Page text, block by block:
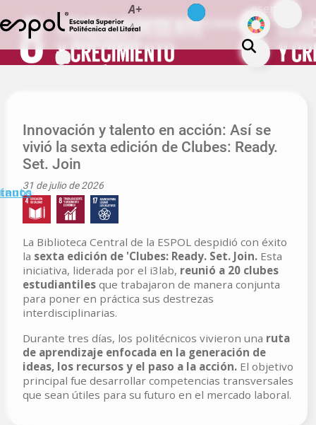
Pasar al contenido principal
A+
A-
esen
ODS
Vida politécnica
Investigación
Nuestra Huella
Transparencia
Trabajo decente y crecimiento
Innovación y talento en acción: Así se
vivió la sexta edición de Clubes: Ready.
Set. Join
31 de julio de 2026
La Biblioteca Central de la ESPOL despidió con éxito
la sexta edición de 'Clubes: Ready. Set. Join. Esta
iniciativa, liderada por el i3lab, reunió a 20 clubes
estudiantiles que trabajaron de manera conjunta
para poner en práctica sus destrezas
interdisciplinarias.
Durante tres días, los politécnicos vivieron una ruta
de aprendizaje enfocada en la generación de
ideas, los recursos y el paso a la acción. El objetivo
principal fue desarrollar competencias transversales
que sean útiles para su futuro en el mercado laboral.